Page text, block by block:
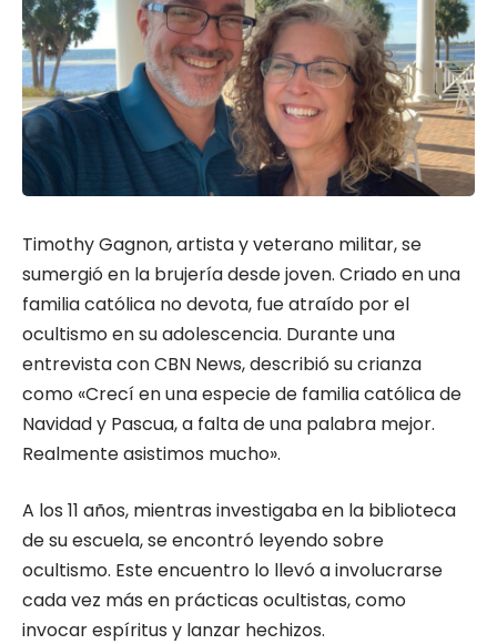
Timothy Gagnon, artista y veterano militar, se
sumergió en la brujería desde joven. Criado en una
familia católica no devota, fue atraído por el
ocultismo en su adolescencia. Durante una
entrevista con CBN News, describió su crianza
como «Crecí en una especie de familia católica de
Navidad y Pascua, a falta de una palabra mejor.
Realmente asistimos mucho».
A los 11 años, mientras investigaba en la biblioteca
de su escuela, se encontró leyendo sobre
ocultismo. Este encuentro lo llevó a involucrarse
cada vez más en prácticas ocultistas, como
invocar espíritus y lanzar hechizos.